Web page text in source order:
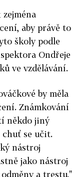
aby právě to
školy podle
Ondřeje
ve vzdělávání.
by měla
Známkování
někdo jiný
se učit.
nástroj
jako nástroj
a trestu,"